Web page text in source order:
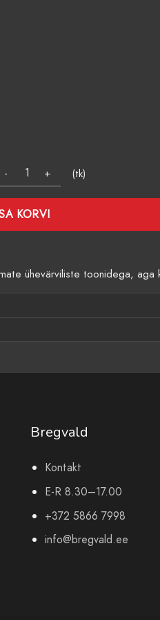
(tk)
KORVI
ühevärviliste toonidega, aga
Bregvald
Kontakt
E-R 8.30–17.00
+372 5866 7998
info@bregvald.ee